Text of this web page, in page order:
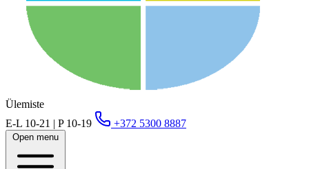
Ülemiste
E-L 10-21 | P 10-19
+372 5300 8887
Open menu